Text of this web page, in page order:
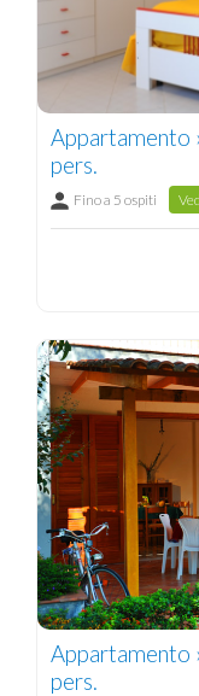
Appartamento
pers.
Fino a 5 ospiti
pers.